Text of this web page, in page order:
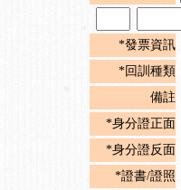
*發票資訊
*回訓種類
備註
*身分證正面
*身分證反面
*證書/證照